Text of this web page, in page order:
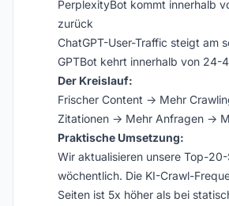
PerplexityBot kommt innerhalb
zurück
ChatGPT-User-Traffic steigt am
GPTBot kehrt innerhalb von 24-
Der Kreislauf:
Frischer Content → Mehr
Zitationen → Mehr Anfragen →
Praktische Umsetzung:
Wir aktualisieren unsere Top-
wöchentlich. Die KI-Crawl-
Seiten ist 5x höher als bei